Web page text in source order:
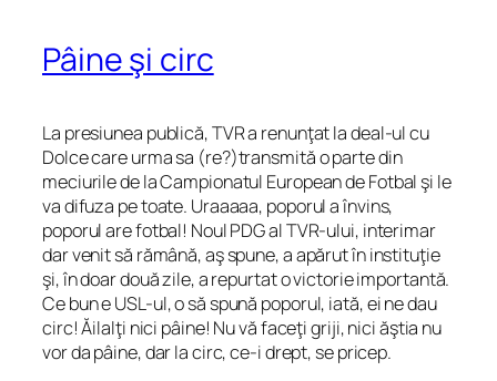
Pâine şi circ
La presiunea publică, TVR a renunţat la deal-ul cu
Dolce care urma sa (re?)transmită o parte din
meciurile de la Campionatul European de Fotbal şi le
va difuza pe toate. Uraaaaa, poporul a învins,
poporul are fotbal! Noul PDG al TVR-ului, interimar
dar venit să rămână, aş spune, a apărut în instituţie
şi, în doar două zile, a repurtat o victorie importantă.
Ce bun e USL-ul, o să spună poporul, iată, ei ne dau
circ! Ăilalţi nici pâine! Nu vă faceţi griji, nici ăştia nu
vor da pâine, dar la circ, ce-i drept, se pricep.